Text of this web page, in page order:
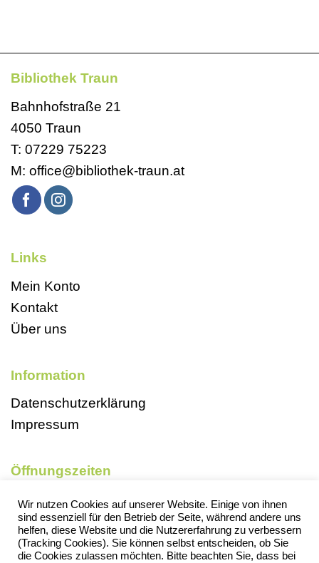
Bibliothek Traun
Bahnhofstraße 21
4050 Traun
T: 07229 75223
M: office@bibliothek-traun.at
Links
Mein Konto
Kontakt
Über uns
Information
Datenschutzerklärung
Impressum
Öffnungszeiten
Mo, So und Feiertags geschlossen
Di 9-18 Uhr
Mi 13-18 Uhr
Wir nutzen Cookies auf unserer Website. Einige von ihnen
sind essenziell für den Betrieb der Seite, während andere uns
helfen, diese Website und die Nutzererfahrung zu verbessern
(Tracking Cookies). Sie können selbst entscheiden, ob Sie
die Cookies zulassen möchten. Bitte beachten Sie, dass bei